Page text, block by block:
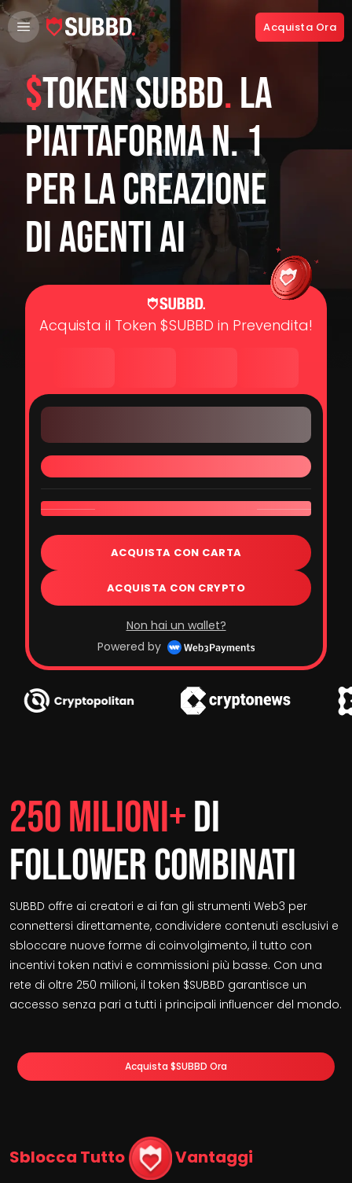
Acquista Ora
$Token SUBBD.La
piattaforma n. 1
per la creazione
di agenti AI
Acquista il Token $SUBBD in Prevendita!
ACQUISTA CON CARTA
ACQUISTA CON CRYPTO
Non hai un wallet?
Powered by
250 Milioni+Di
Follower Combinati
SUBBD offre ai creatori e ai fan gli strumenti Web3 per
connettersi direttamente, condividere contenuti esclusivi e
sbloccare nuove forme di coinvolgimento, il tutto con
incentivi token nativi e commissioni più basse. Con una
rete di oltre 250 milioni, il token $SUBBD garantisce un
accesso senza pari a tutti i principali influencer del mondo.
Acquista $SUBBD Ora
Sblocca Tutto Vantaggi